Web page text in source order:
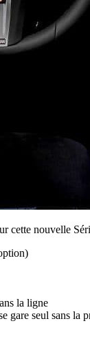
cette nouvelle
la ligne
gare seul sans la